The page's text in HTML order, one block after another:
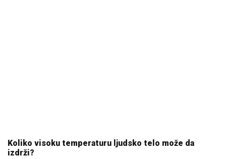
Koliko visoku temperaturu ljudsko telo može da
izdrži?